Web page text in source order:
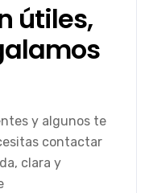
útiles,
y algunos te
contactar
clara y